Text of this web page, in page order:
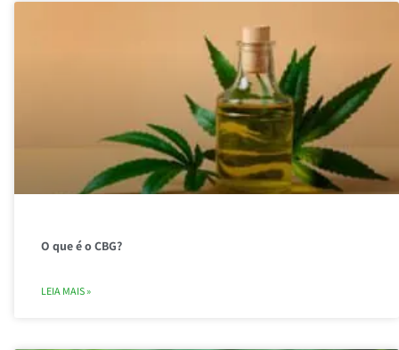
O que é o CBG?
LEIA MAIS »